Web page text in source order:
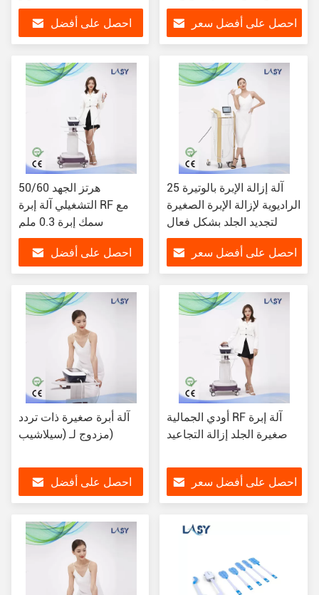
احصل على أفضل
متقدمة
احصل على أفضل سعر
50/60 هرتز الجهد
التشغيلي آلة إبرة RF مع
سمك إبرة 0.3 ملم
احصل على أفضل
25 آلة إزالة الإبرة بالوتيرة
الراديوية لإزالة الإبرة الصغيرة
لتجديد الجلد بشكل فعال
احصل على أفضل سعر
آلة أبرة صغيرة ذات تردد
مزدوج لـ (سيلاشيب)
احصل على أفضل
أودي الجمالية RF آلة إبرة
صغيرة الجلد إزالة التجاعيد
احصل على أفضل سعر